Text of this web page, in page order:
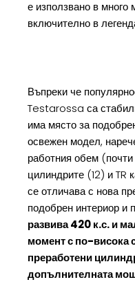
е използвано в много
включително в
Въпреки че
Testarossa са
има място за
освежен модел,
работния обем
цилиндрите (12) и
се отличава с нова
подобрен интериор и
развива 420 к.с. и
момент с по-висока
преработени
допълнителната